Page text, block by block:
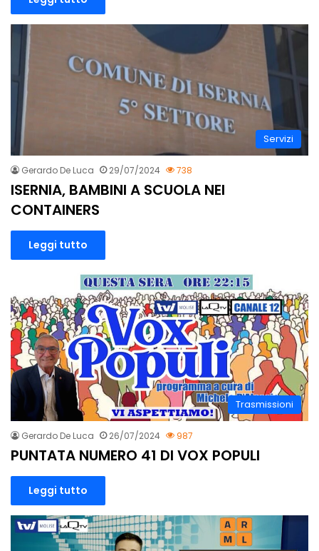
Servizi
Gerardo De Luca 29/07/2024 738
ISERNIA, BAMBINI A SCUOLA NEI
CONTAINERS
Leggi tutto
Trasmissioni
Gerardo De Luca 26/07/2024 987
PUNTATA NUMERO 41 DI VOX POPULI
Leggi tutto